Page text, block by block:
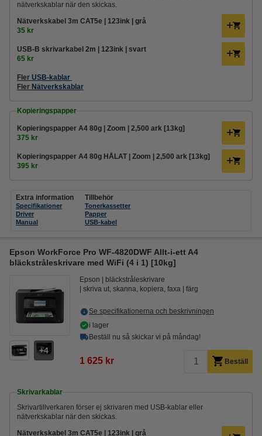
nätverkskablar när den skickas.
Nätverkskabel 3m CAT5e | 123ink | grå
35 kr
USB-B skrivarkabel 2m | 123ink | svart
65 kr
Fler USB-kablar
Fler Nätverkskablar
Kopieringspapper
Kopieringspapper A4 80g | Zoom | 2,500 ark [13kg]
375 kr
Kopieringspapper A4 80g HÅLAT | Zoom | 2,500 ark [13kg]
395 kr
Extra information
Specifikationer
Driver
Manual
Tillbehör
Tonerkassetter
Papper
USB-kabel
Epson WorkForce Pro WF-4820DWF Allt-i-ett A4
bläckstråleskrivare med WiFi (4 i 1) [10kg]
4
Epson
bläckstråleskrivare
skriva ut, skanna, kopiera, faxa
färg
Se specifikationerna och beskrivningen
i lager
Beställ nu så skickar vi på måndag!
1 625 kr Beställ
Skrivarkablar
Skrivartillverkaren förser ej skrivaren med USB-kablar eller
nätverkskablar när den skickas.
Nätverkskabel 3m CAT5e | 123ink | grå